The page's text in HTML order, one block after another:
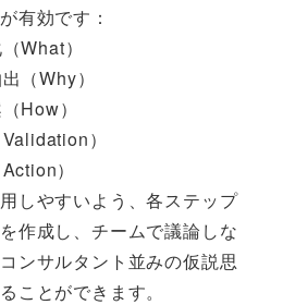
有効です：
What）
（Why）
How）
）
）
しやすいよう、各ステップ
作成し、チームで議論しな
ンサルタント並みの仮説思
ことができます。